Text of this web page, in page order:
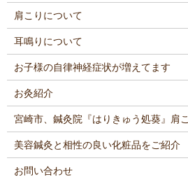
肩こりについて
耳鳴りについて
お子様の自律神経症状が増えてます
お灸紹介
宮崎市、鍼灸院『はりきゅう処葵』肩
美容鍼灸と相性の良い化粧品をご紹介
お問い合わせ